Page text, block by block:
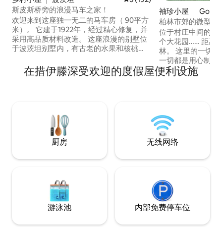
斯皮斯桥旁的浪漫马车之家！
欢迎来到这座独一无二的马车房（ 90平方
米）。 它建于1922年，经过精心修复，并
采用高品质材料改造。 这座浪漫的别墅位
于波茨坦别墅内，有古老的水果和核桃
如果您愿意，您可以在早餐前在湖中游
泳。 离世界著名的格利尼克大桥（
袖珍小屋 ｜
u
柏林市郊的微型住
位于村庄中间的建
个大花园…… 距离
林。 这里的一切
一切都是用心制
我通常住在小房子
在花园里的马戏
在措伊滕深受欢迎的度假屋便利设施
厨房 无线网络
游泳池 内部免费停车位